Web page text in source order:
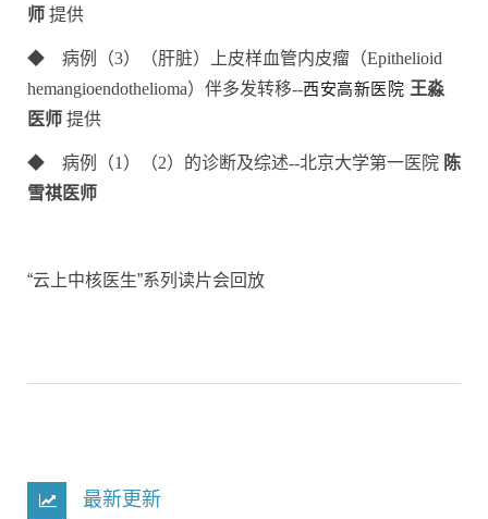
师 提供
◆ 病例（3）
（肝脏）上皮样血管内皮瘤（Epithelioid
hemangioendothelioma）伴多发转移--西安高新医院 王淼
医师 提供
◆ 病例（1）（2）的诊断及综述--北京大学第一医院 陈
雪祺医师
“云上中核医生”系列读片会回放
最新更新